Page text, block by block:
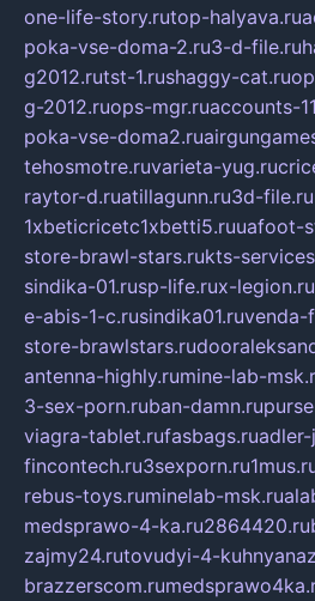
one-life-story.rutop-halyava.ru
poka-vse-doma-2.ru3-d-file.ru
g2012.rutst-1.rushaggy-cat.ru
g-2012.ruops-mgr.ruaccounts-
poka-vse-doma2.ru
tehosmotre.ruvarieta-yug.ru
raytor-d.ruatillagunn.ru3d-file.ru
1xbeticricetc1xbetti5.ruuafoot-
store-brawl-stars.rukts-
sindika-01.rusp-life.rux-legion.ru
e-abis-1-c.rusindika01.ruvenda-
store-brawlstars.ru
antenna-highly.rumine-lab-
3-sex-porn.ruban-damn.ru
viagra-tablet.rufasbags.ruadler-
fincontech.ru3sexporn.ru
rebus-toys.ruminelab-msk.ru
medsprawo-4-ka.ru2864420.ru
zajmy24.rutovudyi-4-
brazzerscom.ru